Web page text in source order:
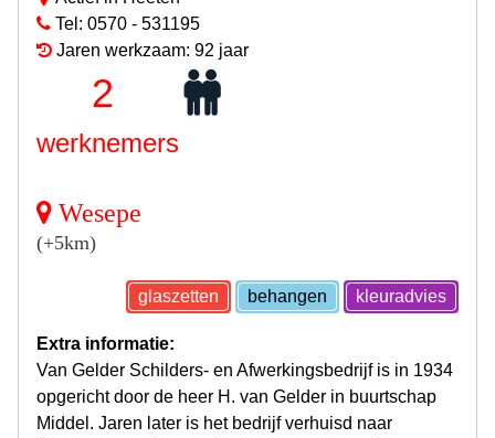
Tel: 0570 - 531195
Jaren werkzaam: 92 jaar
2
werknemers
Wesepe
(+5km)
glaszetten behangen kleuradvies
Extra informatie:
Van Gelder Schilders- en Afwerkingsbedrijf is in 1934
opgericht door de heer H. van Gelder in buurtschap
Middel. Jaren later is het bedrijf verhuisd naar